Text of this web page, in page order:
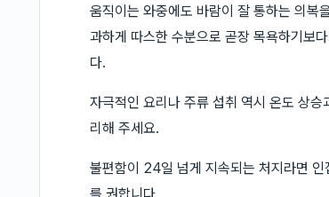
움직이는 와중에도 바람이 잘 통하는 의복
과하게 따스한 수분으로 곧장 목욕하기보
다.
자극적인 요리나 주류 섭취 역시 온도 상
리해 주세요.
불편함이 24일 넘게 지속되는 처지라면 인